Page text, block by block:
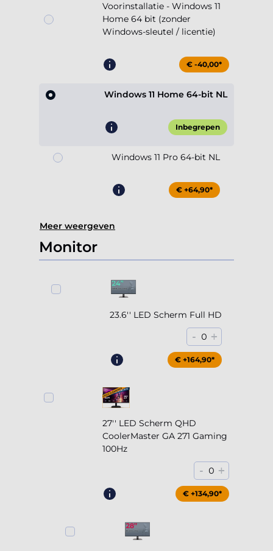
Voorinstallatie - Windows 11
Home 64 bit (zonder
Windows-sleutel / licentie)
€ -40,00*
Windows 11 Home 64-bit NL
Inbegrepen
Windows 11 Pro 64-bit NL
€ +64,90*
Meer weergeven
Monitor
23.6'' LED Scherm Full HD
- 0 +
€ +164,90*
27'' LED Scherm QHD
CoolerMaster GA 271 Gaming
100Hz
- 0 +
€ +204,90*
€ +134,90*